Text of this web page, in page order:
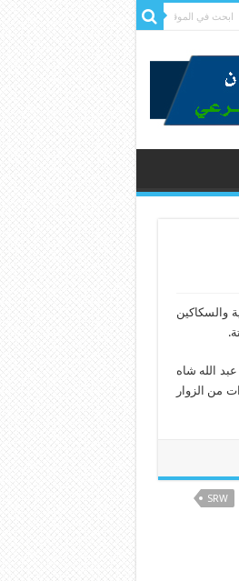
والسكاكين
الله شاه
من الزوار
SRW